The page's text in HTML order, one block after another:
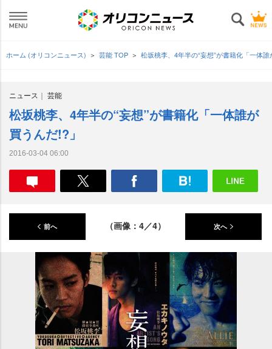
ホーム (オリコンニュース) 芸能 TOP 松坂桃李、4年半の“妄想”が書籍化「一体
ニュース 芸能
松坂桃李、4年半の“妄想”が書籍化「一体誰が
買うんだ!?」
2016-03-04 06:00
前へ （画像：4／4） 次へ